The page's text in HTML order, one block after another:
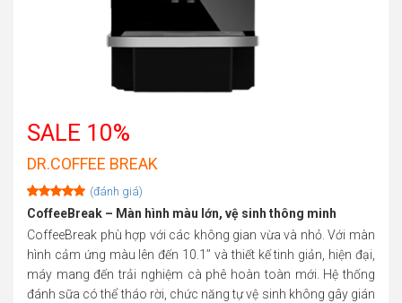
SALE 10%
DR.COFFEE BREAK
Rated5.00
based on
1
customer
rating
(đánh giá)
CoffeeBreak – Màn hình màu lớn, vệ sinh thông minh
CoffeeBreak phù hợp với các không gian vừa và nhỏ. Với màn
hình cảm ứng màu lên đến 10.1’’ và thiết kế tinh giản, hiện đại,
máy mang đến trải nghiệm cà phê hoàn toàn mới. Hệ thống
đánh sữa có thể tháo rời, chức năng tự vệ sinh không gây gián